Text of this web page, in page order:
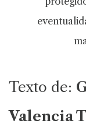
Texto de:
Valencia